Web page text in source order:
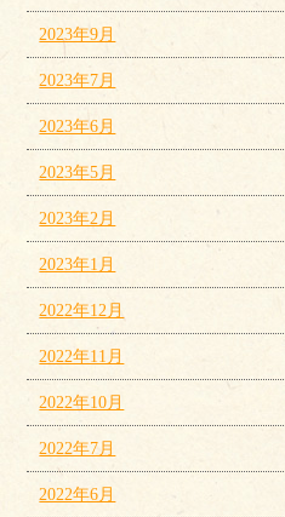
2023年9月
2023年7月
2023年6月
2023年5月
2023年2月
2023年1月
2022年12月
2022年11月
2022年10月
2022年7月
2022年6月